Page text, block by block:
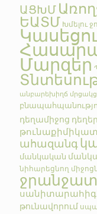
ԱՑԽՄ
ԵԱՏՄ Խմելու
Մարզեր
անբարեխիղճ
դեղամիջոց դեղեր
ահազանգ
մանկական
նիհարեցնող
թունավորում